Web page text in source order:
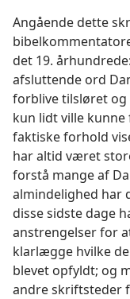
Angående dette
det 19.
afsluttende ord
forblive tilsløret og
kun lidt ville kunne
faktiske forhold
har altid været
forstå mange af
almindelighed har
disse sidste dage
anstrengelser for
klarlægge hvilke
blevet opfyldt; og
andre skriftsteder